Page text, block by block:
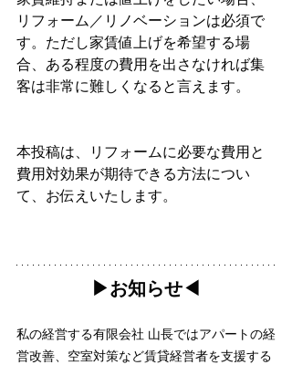
リフォーム／リノベーションは必須で
す。ただし家賃値上げを希望する場
合、ある程度の費用を出さなければ集
客は非常に難しくなると言えます。
本投稿は、リフォームに必要な費用と
費用対効果が期待できる方法につい
て、お伝えいたします。
▶︎お知らせ◀︎
私の経営する有限会社 山長ではアパートの経
営改善、空室対策など賃貸経営者を支援する